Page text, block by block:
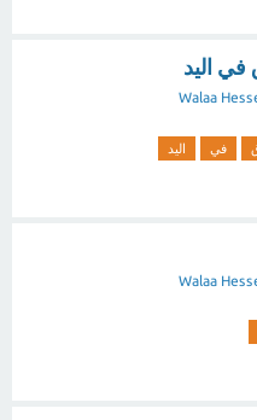
اليد
Walaa
في اليد
Walaa